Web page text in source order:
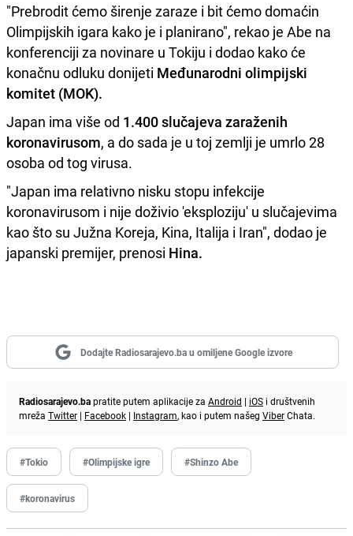
"Prebrodit ćemo širenje zaraze i bit ćemo domaćin
Olimpijskih igara kako je i planirano", rekao je Abe na
konferenciji za novinare u Tokiju i dodao kako će
konačnu odluku donijeti Međunarodni olimpijski
komitet (MOK).
Japan ima više od 1.400 slučajeva zaraženih
koronavirusom, a do sada je u toj zemlji je umrlo 28
osoba od tog virusa.
"Japan ima relativno nisku stopu infekcije
koronavirusom i nije doživio 'eksploziju' u slučajevima
kao što su Južna Koreja, Kina, Italija i Iran", dodao je
japanski premijer, prenosi Hina.
Dodajte Radiosarajevo.ba u omiljene Google izvore
Radiosarajevo.bapratite putem aplikacije za Android | iOS i društvenih
mreža Twitter | Facebook | Instagram, kao i putem našeg ViberChata.
#Tokio #Olimpijske igre #Shinzo Abe
#koronavirus